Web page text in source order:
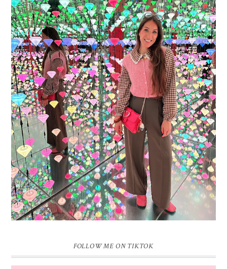
16 JAAR SPRINKLES ON A CUPCAKE
Vandaag is het weer zo’n moment waarop ik even bewust op de
pauzeknop duw, want Sprinkles on a Cupcake bestaat 16 jaar. Zestien.
Dat blijft ...
FOLLOW ME ON TIKTOK